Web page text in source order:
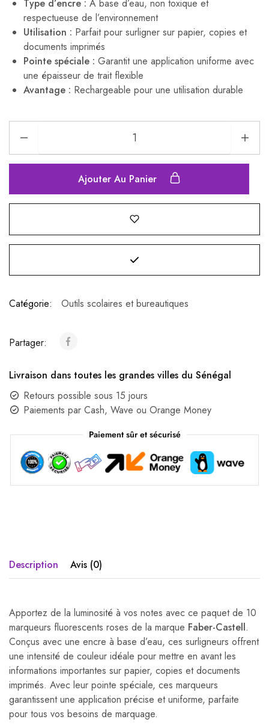
Type d’encre : À base d’eau, non toxique et
respectueuse de l’environnement
Utilisation : Parfait pour surligner sur papier, copies et
documents imprimés
Pointe spéciale : Garantit une application uniforme avec
une épaisseur de trait flexible
Avantage : Rechargeable pour une utilisation durable
Ajouter Au Panier
Catégorie: Outils scolaires et bureautiques
Partager:
Livraison dans toutes les grandes villes du Sénégal
Retours possible sous 15 jours
Paiements par Cash, Wave ou Orange Money
Paiement sûr et sécurisé
Description Avis (0)
Apportez de la luminosité à vos notes avec ce paquet de 10
marqueurs fluorescents roses de la marque Faber-Castell.
Conçus avec une encre à base d’eau, ces surligneurs offrent
une intensité de couleur idéale pour mettre en avant les
informations importantes sur papier, copies et documents
imprimés. Avec leur pointe spéciale, ces marqueurs
garantissent une application précise et uniforme, parfaite
pour tous vos besoins de marquage.